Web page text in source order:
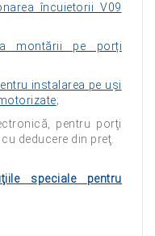
încuietorii V09
montării pe porți
instalarea pe uși
;
pentru porţi
deducere din preţ.
speciale pentru